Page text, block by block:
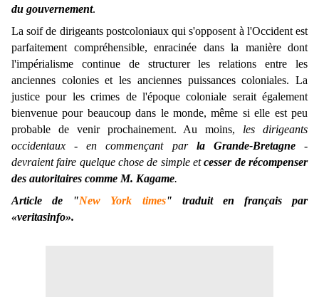
du gouvernement.
La soif de dirigeants postcoloniaux qui s'opposent à l'Occident est
parfaitement compréhensible, enracinée dans la manière dont
l'impérialisme continue de structurer les relations entre les
anciennes colonies et les anciennes puissances coloniales. La
justice pour les crimes de l'époque coloniale serait également
bienvenue pour beaucoup dans le monde, même si elle est peu
probable de venir prochainement. Au moins, les dirigeants
occidentaux - en commençant par la Grande-Bretagne-
devraient faire quelque chose de simple etcesser de récompenser
des autoritaires comme M. Kagame.
Article de "New York times" traduit en français par
«veritasinfo».